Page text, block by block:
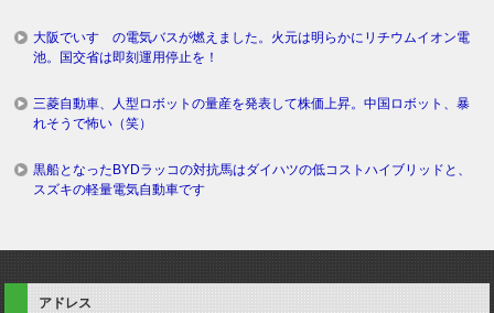
大阪でいすゞの電気バスが燃えました。火元は明らかにリチウムイオン電
池。国交省は即刻運用停止を！
三菱自動車、人型ロボットの量産を発表して株価上昇。中国ロボット、暴
れそうで怖い（笑）
黒船となったBYDラッコの対抗馬はダイハツの低コストハイブリッドと、
スズキの軽量電気自動車です
アドレス